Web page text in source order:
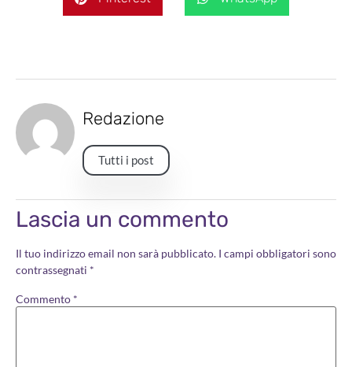
Redazione
Tutti i post
Lascia un commento
Il tuo indirizzo email non sarà pubblicato. I campi obbligatori sono
contrassegnati *
Commento *